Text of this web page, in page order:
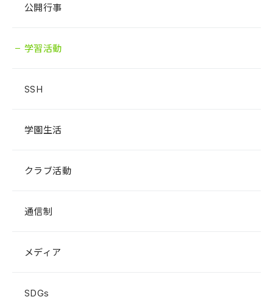
公開行事
学習活動
SSH
学園生活
クラブ活動
通信制
メディア
SDGs